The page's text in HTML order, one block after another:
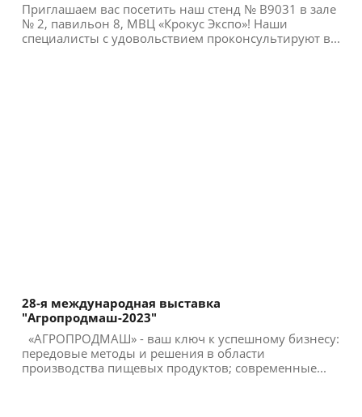
Приглашаем вас посетить наш стенд № B9031 в зале
№ 2, павильон 8, МВЦ «Крокус Экспо»! Наши
специалисты с удовольствием проконсультируют в...
28-я международная выставка
"Агропродмаш-2023"
«АГРОПРОДМАШ» - ваш ключ к успешному бизнесу:
передовые методы и решения в области
производства пищевых продуктов; современные...